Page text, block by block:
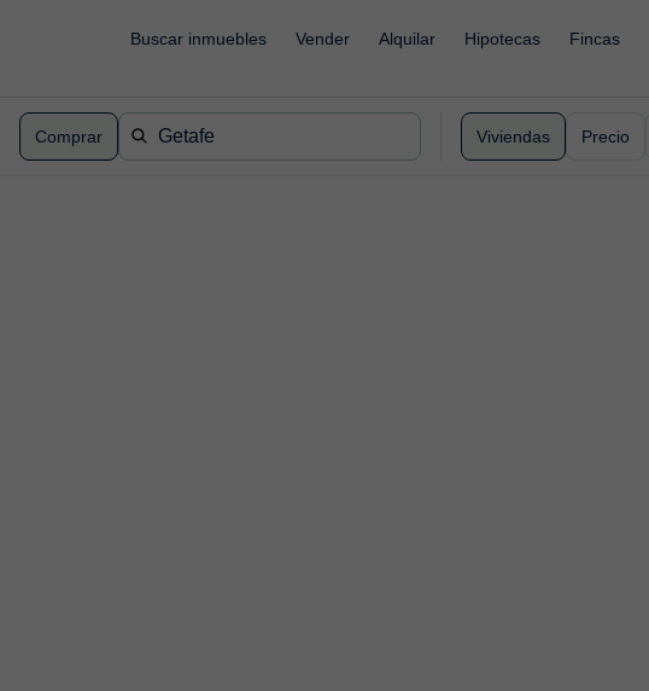
Buscar inmuebles Vender Alquilar Hipotecas Fincas
Comprar Viviendas Precio